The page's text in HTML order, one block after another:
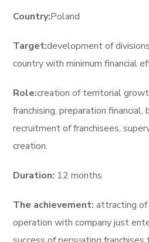
Country:Poland
Target:development of
country with minimum financial
Role:creation of territorial
franchising, preparation financial,
recruitment of franchisees,
creation.
Duration: 12 months
The achievement: attracting of
operation with company just